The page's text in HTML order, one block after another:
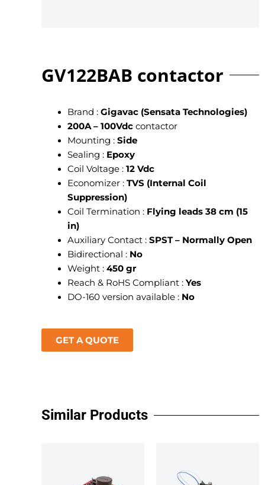
GV122BAB contactor
Brand : Gigavac (Sensata Technologies)
200A – 100Vdccontactor
Mounting : Side
Sealing : Epoxy
Coil Voltage : 12 Vdc
Economizer : TVS (Internal Coil
Suppression)
Coil Termination : Flying leads 38 cm (15
in)
Auxiliary Contact : SPST – Normally Open
Bidirectional : No
Weight : 450 gr
Reach & RoHS Compliant : Yes
DO-160 version available : No
GET A QUOTE
Similar Products